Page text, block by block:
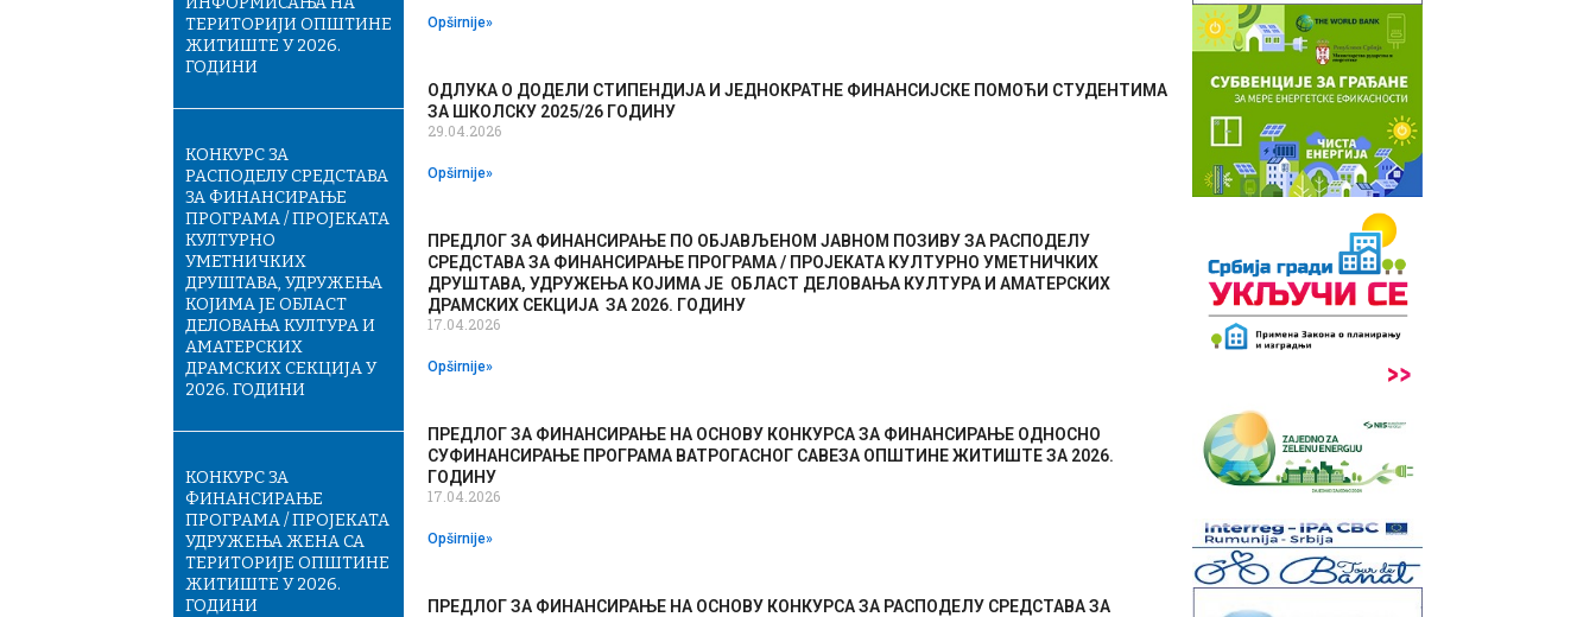
ТЕРИТОРИЈИ ОПШТИНЕ
ЖИТИШТЕ У 2026.
ГОДИНИ
КОНКУРС ЗА
РАСПОДЕЛУ СРЕДСТАВА
ЗА ФИНАНСИРАЊЕ
ПРОГРАМА / ПРОЈЕКАТА
КУЛТУРНО
УМЕТНИЧКИХ
ДРУШТАВА, УДРУЖЕЊА
КОЈИМА ЈЕ ОБЛАСТ
ДЕЛОВАЊА КУЛТУРА И
АМАТЕРСКИХ
ДРАМСКИХ СЕКЦИЈА У
2026. ГОДИНИ
КОНКУРС ЗА
ФИНАНСИРАЊЕ
ПРОГРАМА / ПРОЈЕКАТА
УДРУЖЕЊА ЖЕНА СА
ТЕРИТОРИЈЕ ОПШТИНЕ
ЖИТИШТЕ У 2026.
ГОДИНИ
Opširnije»
ОДЛУКА О ДОДЕЛИ СТИПЕНДИЈА И ЈЕДНОКРАТНЕ ФИНАНСИЈСКЕ ПОМОЋИ СТУДЕНТИМА
ЗА ШКОЛСКУ 2025/26 ГОДИНУ
29.04.2026
Opširnije»
ПРЕДЛОГ ЗА ФИНАНСИРАЊЕ ПО ОБЈАВЉЕНОМ ЈАВНОМ ПОЗИВУ ЗА РАСПОДЕЛУ
СРЕДСТАВА ЗА ФИНАНСИРАЊЕ ПРОГРАМА / ПРОЈЕКАТА КУЛТУРНО УМЕТНИЧКИХ
ДРУШТАВА, УДРУЖЕЊА КОЈИМА ЈЕ ОБЛАСТ ДЕЛОВАЊА КУЛТУРА И АМАТЕРСКИХ
ДРАМСКИХ СЕКЦИЈА ЗА 2026. ГОДИНУ
17.04.2026
Opširnije»
ПРЕДЛОГ ЗА ФИНАНСИРАЊЕ НА ОСНОВУ КОНКУРСА ЗА ФИНАНСИРАЊЕ ОДНОСНО
СУФИНАНСИРАЊЕ ПРОГРАМА ВАТРОГАСНОГ САВЕЗА ОПШТИНЕ ЖИТИШТЕ ЗА 2026.
ГОДИНУ
17.04.2026
Opširnije»
ПРЕДЛОГ ЗА ФИНАНСИРАЊЕ НА ОСНОВУ КОНКУРСА ЗА РАСПОДЕЛУ СРЕДСТАВА ЗА